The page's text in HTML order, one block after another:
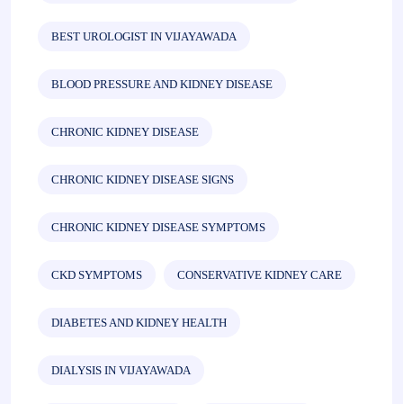
BEST UROLOGIST IN VIJAYAWADA
BLOOD PRESSURE AND KIDNEY DISEASE
CHRONIC KIDNEY DISEASE
CHRONIC KIDNEY DISEASE SIGNS
CHRONIC KIDNEY DISEASE SYMPTOMS
CKD SYMPTOMS CONSERVATIVE KIDNEY CARE
DIABETES AND KIDNEY HEALTH
DIALYSIS IN VIJAYAWADA